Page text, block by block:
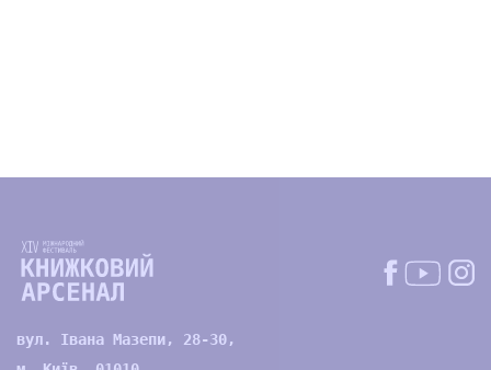
вул. Івана Мазепи, 28-30,